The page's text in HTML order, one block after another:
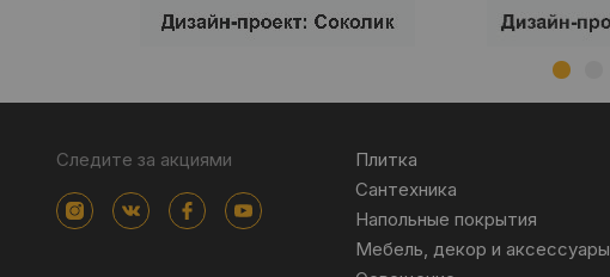
Следите за акциями
Плитка
Сантехника
Напольные покрытия
Мебель, декор и аксессуары